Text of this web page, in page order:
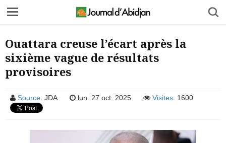
Ouattara creuse l’écart après la
sixième vague de résultats
provisoires
Source: JDA lun. 27 oct. 2025 Visites: 1600